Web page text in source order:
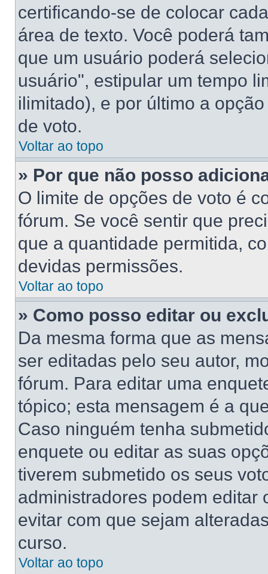
certificando-se de colocar
área de texto. Você poderá
que um usuário poderá
usuário", estipular um tempo
ilimitado), e por último a
de voto.
Voltar ao topo
» Por que não posso
O limite de opções de voto é
fórum. Se você sentir que
que a quantidade permitida,
devidas permissões.
Voltar ao topo
» Como posso editar ou
Da mesma forma que as
ser editadas pelo seu autor,
fórum. Para editar uma
tópico; esta mensagem é a
Caso ninguém tenha
enquete ou editar as suas
tiverem submetido os seus
administradores podem editar
evitar com que sejam
curso.
Voltar ao topo